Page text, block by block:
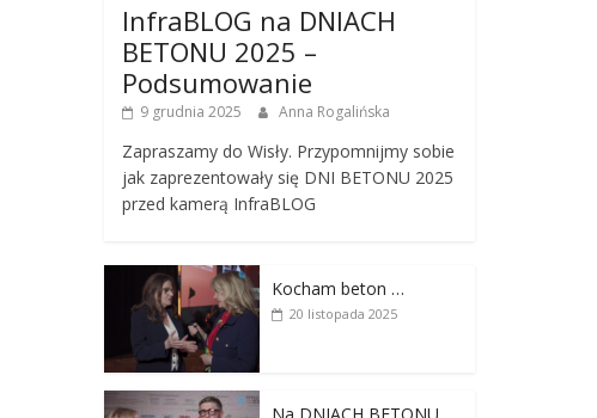
InfraBLOG na DNIACH
BETONU 2025 –
Podsumowanie
9 grudnia 2025 Anna Rogalińska
Zapraszamy do Wisły. Przypomnijmy sobie
jak zaprezentowały się DNI BETONU 2025
przed kamerą InfraBLOG
Kocham beton …
20 listopada 2025